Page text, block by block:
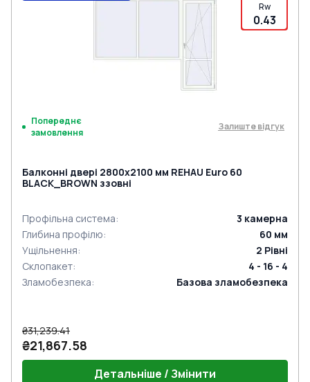
Rw
0.43
Попереднє
замовлення
Залиште відгук
Балконні двері 2800x2100 мм REHAU Euro 60
BLACK_BROWN ззовні
Профільна система: 3 камерна
Глибина профілю: 60 мм
Ущільнення: 2 Рівні
Склопакет:
4 - 16 - 4
Зламобезпека: Базова зламобезпека
₴31,239.41
₴21,867.58
Детальніше / Змінити